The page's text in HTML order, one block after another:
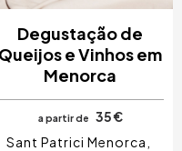
Degustação de
Queijos e Vinhos em
Menorca
a partir de
35 €
Sant Patrici Menorca